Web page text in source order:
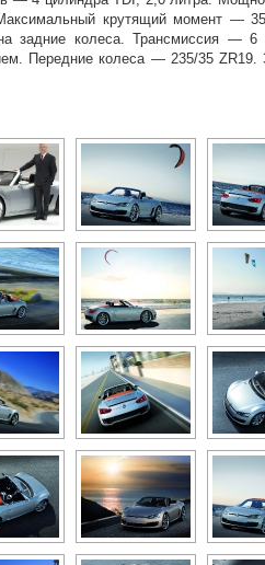
крутящий момент —
задние колеса. Трансмиссия — 6
Передние колеса — 235/35